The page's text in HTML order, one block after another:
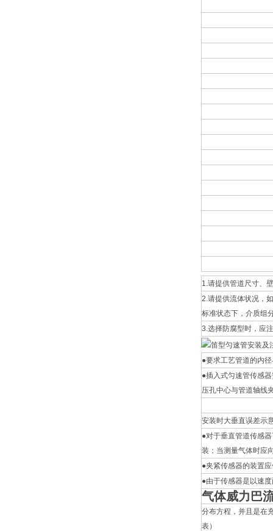
1.请提供管道尺寸、
2.请提供流体状况，
标准状态下，介质组
3.选择防腐型时，应
●要求工艺管道的内
●插入式匀速管传感
压孔中心与管道轴线
安装时大垂直误差示
●对于垂直管道传感
装；当测量气体时应
●夹紧传感器的装置
●由于传感器是以速
气体威力巴
分布方程，并且是在
表）